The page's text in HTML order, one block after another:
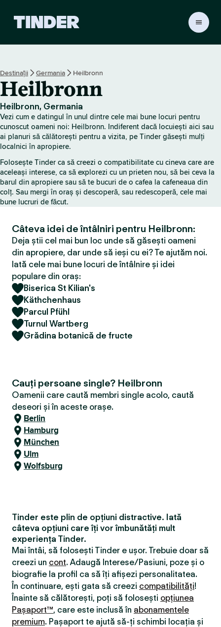
T
i
n
d
e
r
Destinații Germania Heilbronn
Heilbronn
Heilbronn, Germania
Vezi cum e datingul în unul dintre cele mai bune locuri pentru
cunoscut oameni noi: Heilbronn. Indiferent dacă locuiești aici sau
ai planuri să călătorești pentru a vizita, pe Tinder găsești mulți
localnici în apropiere.
Folosește Tinder ca să creezi o compatibilitate cu cineva care are
aceleași interese, ca să explorezi cu un prieten nou, să bei ceva la
barul din apropiere sau să te bucuri de o cafea la cafeneaua din
colț. Sau mergi în oraș și descoperă, sau redescoperă, cele mai
bune lucruri de făcut.
Câteva idei de întâlniri pentru Heilbronn:
Deja știi cel mai bun loc unde să găsești oameni
din apropiere, dar unde să ieși cu ei? Te ajutăm noi.
Iată cele mai bune locuri de întâlnire și idei
populare din oraș:
Biserica St Kilian's
Käthchenhaus
Parcul Pfühl
Turnul Wartberg
Grădina botanică de fructe
Cauți persoane single? Heilbronn
Oamenii care caută membri single acolo, caută
deseori și în aceste orașe.
Berlin
Hamburg
München
Ulm
Wolfsburg
Tinder este plin de opțiuni distractive. Iată
câteva opțiuni care îți vor îmbunătăți mult
experiența Tinder.
Mai întâi, să folosești Tinder e ușor. Trebuie doar să
creezi un cont. Adaugă Interese/Pasiuni, poze și o
biografie la profil ca să îți afișezi personalitatea.
În continuare, ești gata să creezi compatibilităţi!
Înainte să călătorești, poți să folosești opțiunea
Pașaport™, care este inclusă în abonamentele
premium. Pașaport te ajută să-ți schimbi locația și